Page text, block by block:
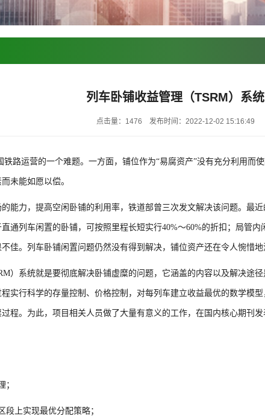
列车卧铺收益管理（TSRM）系统
点击量：1476 发布时间：2022-12-02 15:16:49
铁路运营的一个难题。一方面，铺位作为“易腐资产”没有充分利用而
未能如愿以偿。
能力，提高空闲卧铺的利用率，铁道部曾三次发文解决该问题。最
通列车闲置的卧铺，可按照里程长短实行40%～60%的折扣；局管内
佳。列车卧铺闲置问题仍然没有得到解决，铺位资产还在令人惋惜地
）系统就是要彻底解决卧铺虚糜的问题，它涵盖的内容以及解决途
实行科学的存量控制、价格控制，对每列车建立收益最优的数学模
程。为此，项目相关人员做了大量有意义的工作，在国内核心期刊
；
段上实现最优分配策略；